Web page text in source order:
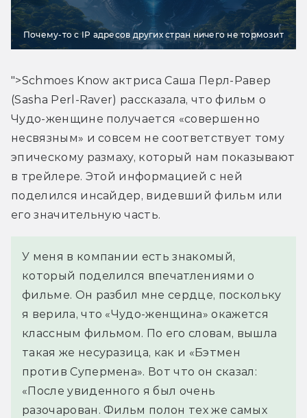
Почему-то с IP адресов других стран ничего не тормозит
">Schmoes Know актриса Саша Перл-Равер
(Sasha Perl-Raver) рассказала, что фильм о
Чудо-женщине получается «совершенно
несвязным» и совсем не соответствует тому
эпическому размаху, который нам показывают
в трейлере. Этой информацией с ней
поделился инсайдер, видевший фильм или
его значительную часть.
У меня в компании есть знакомый,
который поделился впечатлениями о
фильме. Он разбил мне сердце, поскольку
я верила, что «Чудо-женщина» окажется
классным фильмом. По его словам, вышла
такая же несуразица, как и «Бэтмен
против Супермена». Вот что он сказал:
«После увиденного я был очень
разочарован. Фильм полон тех же самых